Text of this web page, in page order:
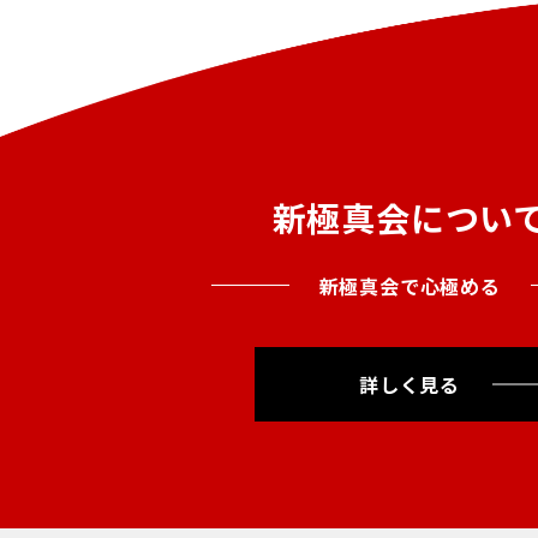
新極真会につい
新極真会で心極める
詳しく見る